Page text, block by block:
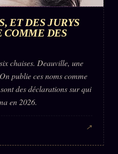
ET DES JURYS
COMME DES
chaises. Deauville, une
publie ces noms comme
des déclarations sur qui
en 2026.
↗